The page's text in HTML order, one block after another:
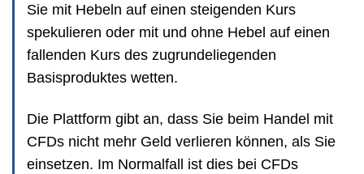
Sie mit Hebeln auf einen steigenden Kurs
spekulieren oder mit und ohne Hebel auf einen
fallenden Kurs des zugrundeliegenden
Basisproduktes wetten.
Die Plattform gibt an, dass Sie beim Handel mit
CFDs nicht mehr Geld verlieren können, als Sie
einsetzen. Im Normalfall ist dies bei CFDs